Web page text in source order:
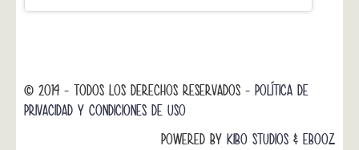
© 2014 - TODOS LOS DERECHOS RESERVADOS - POLÍTICA DE
PRIVACIDAD Y CONDICIONES DE USO
POWERED BY KIBO STUDIOS & EBOOZ